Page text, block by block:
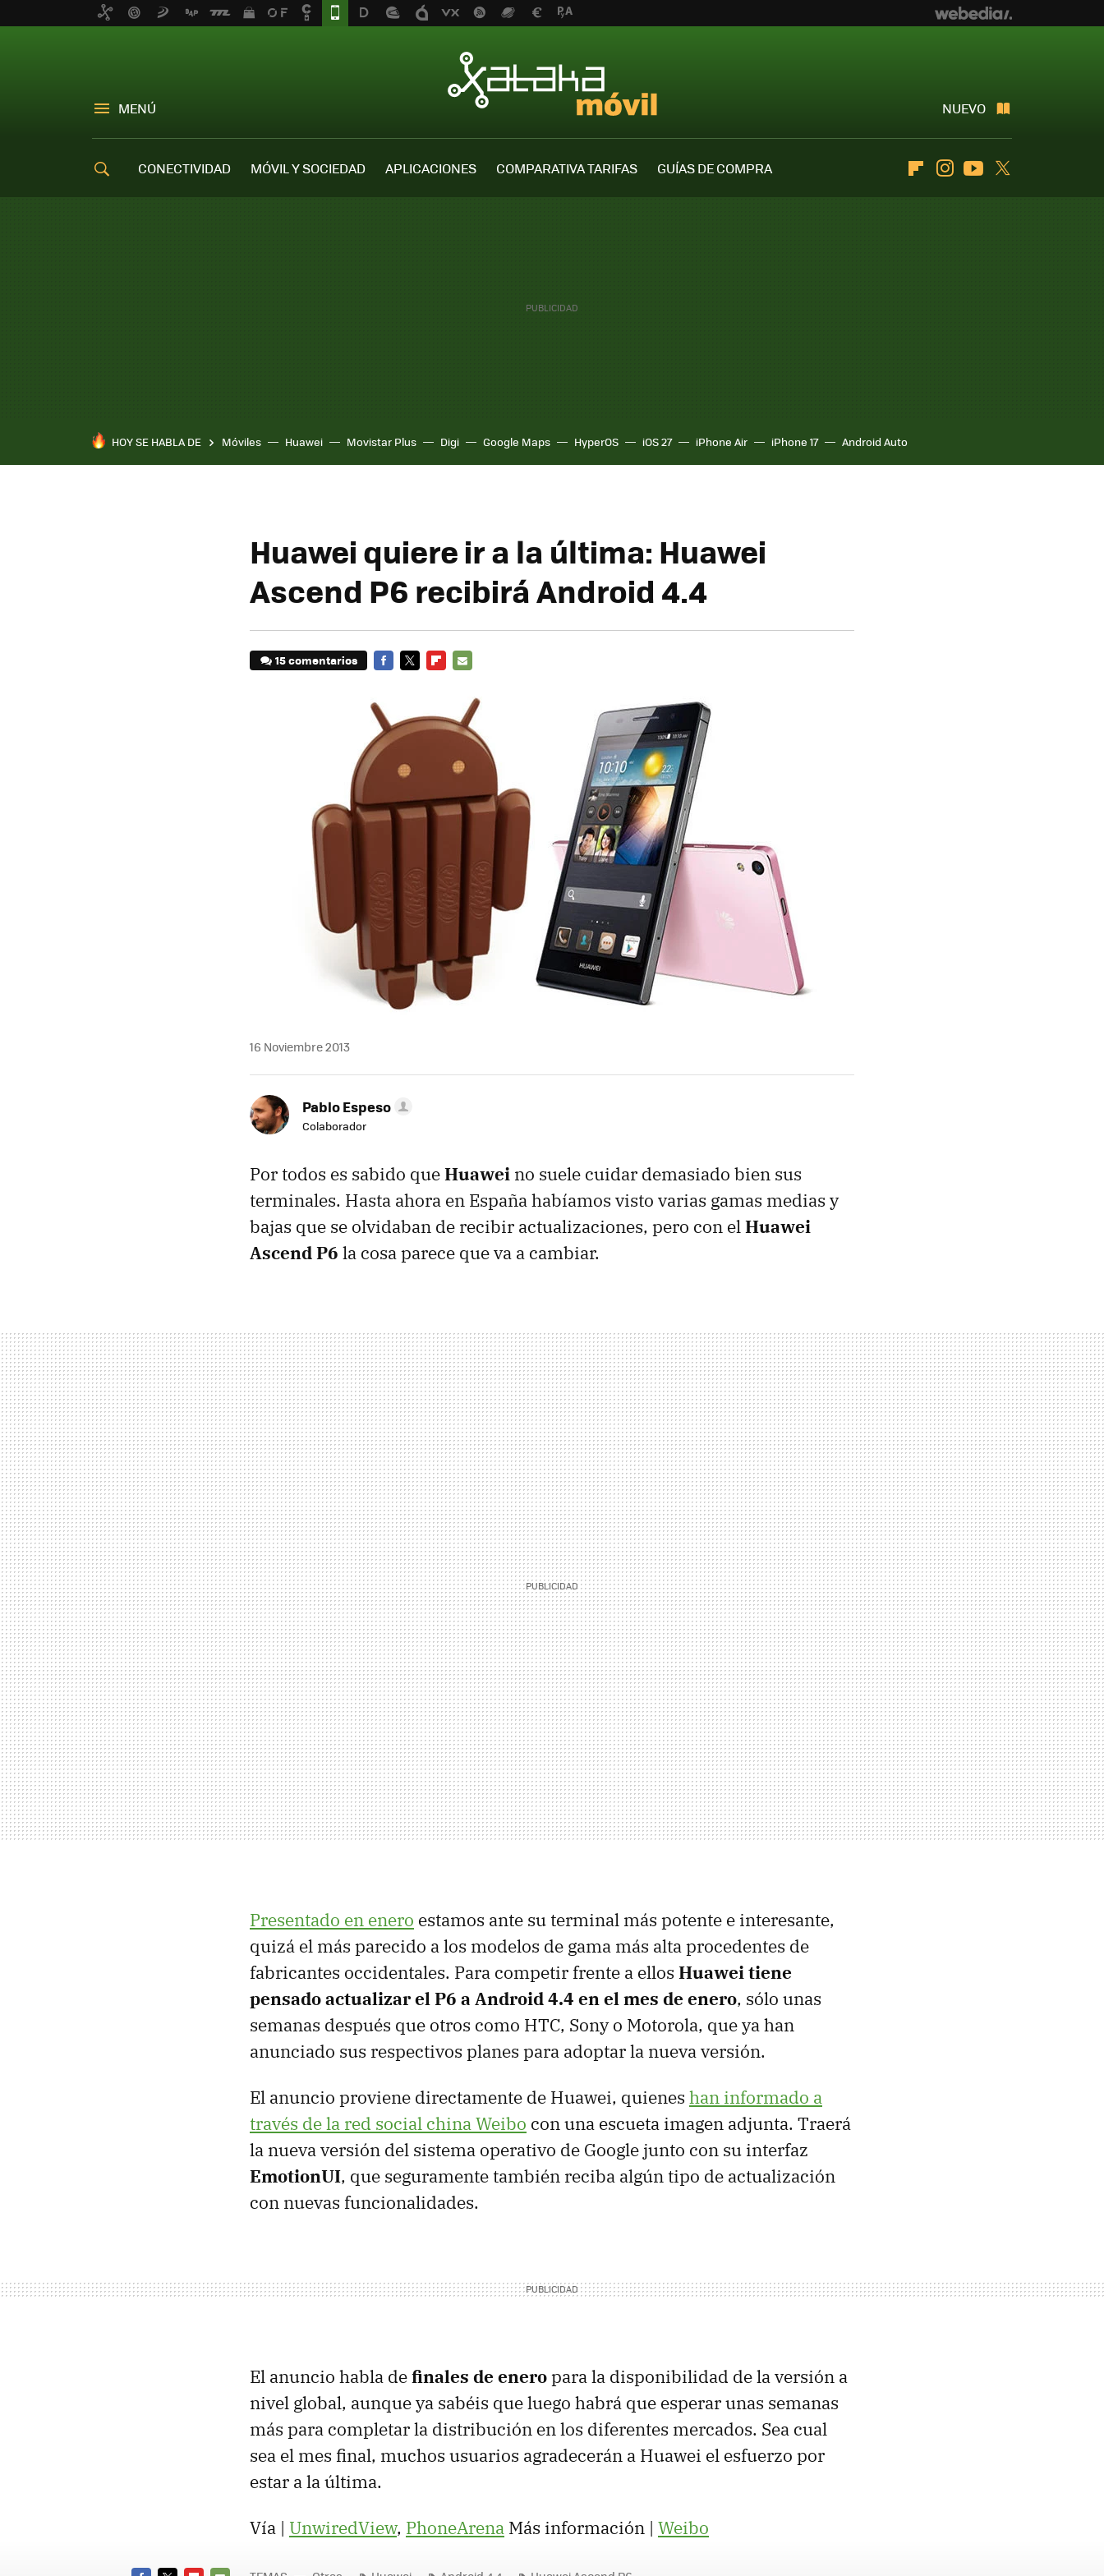
MENÚ NUEVO
CONECTIVIDAD MÓVIL Y SOCIEDAD APLICACIONES COMPARATIVA TARIFAS
GUÍAS DE COMPRA
FlipboardInstagramYoutube
HOY SE HABLA DE Móviles Huawei Movistar Plus Digi Google Maps HyperOS iOS 27 iPhone Air iPhone 17 Android Auto
Huawei quiere ir a la última: Huawei
Ascend P6 recibirá Android 4.4
15 comentarios
MAIL
16 Noviembre 2013
Pablo Espeso
Colaborador
Por todos es sabido queHuawei no suele cuidar demasiado bien sus
terminales. Hasta ahora en España habíamos visto varias gamas medias y
bajas que se olvidaban de recibir actualizaciones, pero con elHuawei
Ascend P6 la cosa parece que va a cambiar.
Presentado en enero estamos ante su terminal más potente e interesante,
quizá el más parecido a los modelos de gama más alta procedentes de
fabricantes occidentales. Para competir frente a ellos Huawei tiene
pensado actualizar el P6 a Android 4.4 en el mes de enero, sólo unas
semanas después que otros como HTC, Sony o Motorola, que ya han
anunciado sus respectivos planes para adoptar la nueva versión.
El anuncio proviene directamente de Huawei, quienes han informado a
través de la red social china Weibo con una escueta imagen adjunta. Traerá
la nueva versión del sistema operativo de Google junto con su interfaz
EmotionUI, que seguramente también reciba algún tipo de actualización
con nuevas funcionalidades.
El anuncio habla definales de eneropara la disponibilidad de la versión a
nivel global, aunque ya sabéis que luego habrá que esperar unas semanas
más para completar la distribución en los diferentes mercados. Sea cual
sea el mes final, muchos usuarios agradecerán a Huawei el esfuerzo por
estar a la última.
Vía | UnwiredView, PhoneArena Más información | Weibo